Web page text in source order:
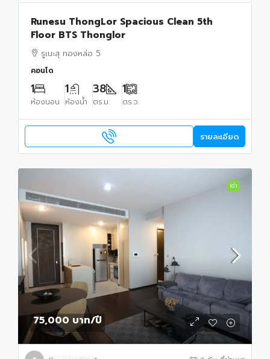
Runesu ThongLor Spacious Clean 5th
Floor BTS Thonglor
รูเนะสุ ทองหล่อ 5
คอนโด
1
ห้องนอน
1
ห้องน้ำ
38
ตร.ม.
1
ตร.ว.
รายละเอียด
เช่า
75,000 บาท/ปี